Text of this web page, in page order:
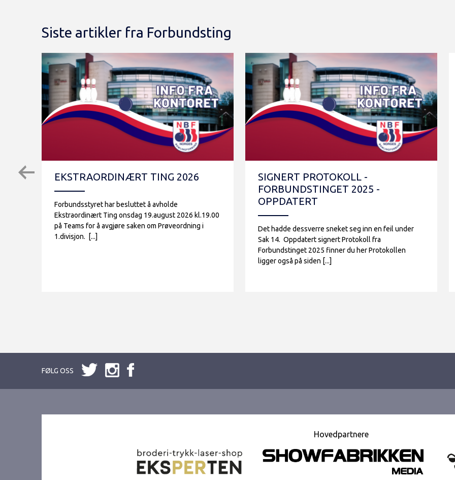
Siste artikler fra Forbundsting
EKSTRAORDINÆRT TING 2026
Forbundsstyret har besluttet å avholde
Ekstraordinært Ting onsdag 19.august 2026 kl.19.00
på Teams for å avgjøre saken om Prøveordning i
1.divisjon. [...]
SIGNERT PROTOKOLL -
FORBUNDSTINGET 2025 -
OPPDATERT
Det hadde dessverre sneket seg inn en feil under
Sak 14. Oppdatert signert Protokoll fra
Forbundstinget 2025 finner du her Protokollen
ligger også på siden [...]
FØLG OSS
Hovedpartnere